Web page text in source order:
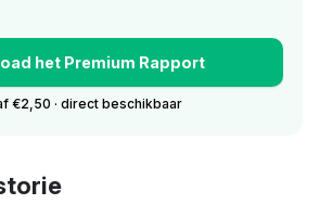
het Premium Rapport
€2,50 · direct beschikbaar